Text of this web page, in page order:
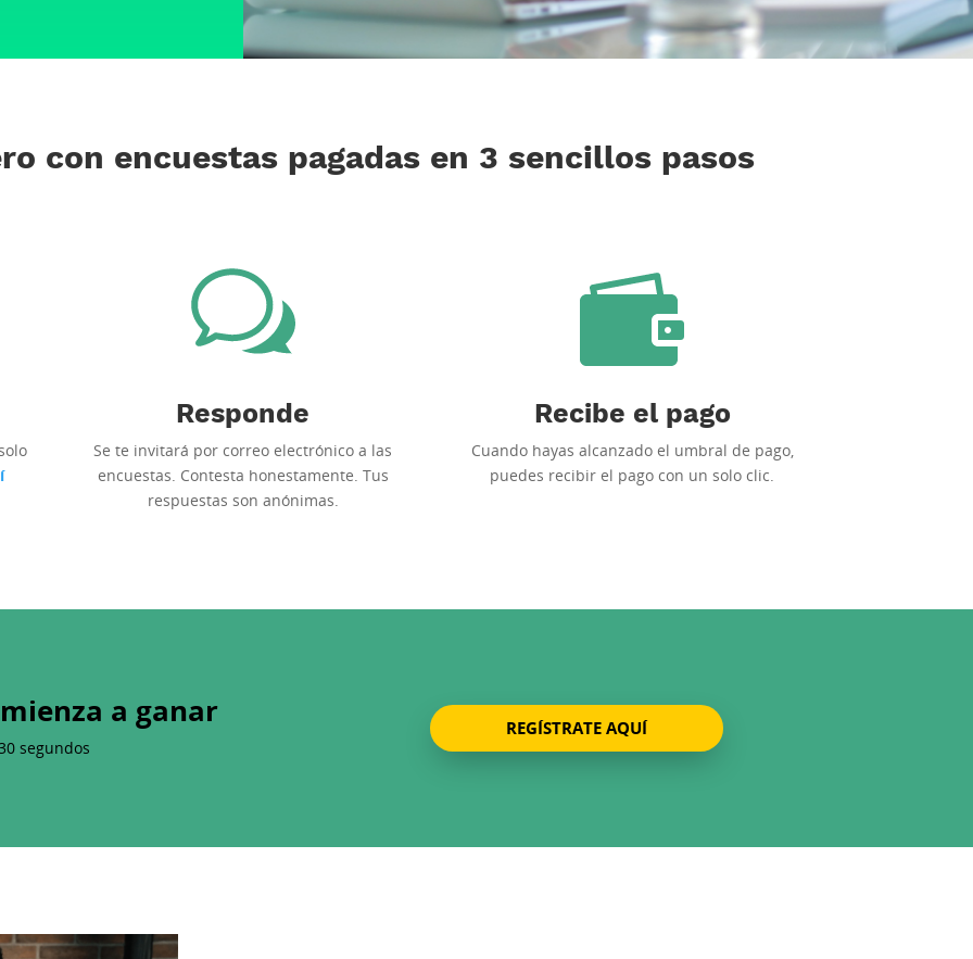
con encuestas pagadas en 3 sencillos pasos
Responde
Se te invitará por correo electrónico a las
encuestas. Contesta honestamente. Tus
respuestas son anónimas.
Recibe el pago
Cuando hayas alcanzado el umbral de pago,
puedes recibir el pago con un solo clic.
a ganar
segundos
REGÍSTRATE AQUÍ